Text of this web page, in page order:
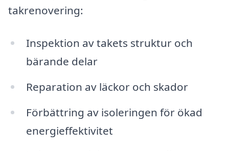
takrenovering:
Inspektion av takets struktur och
bärande delar
Reparation av läckor och skador
Förbättring av isoleringen för ökad
energieffektivitet